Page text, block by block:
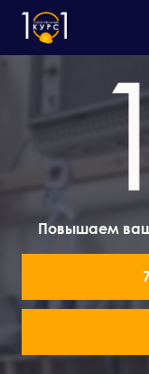
Повышаем